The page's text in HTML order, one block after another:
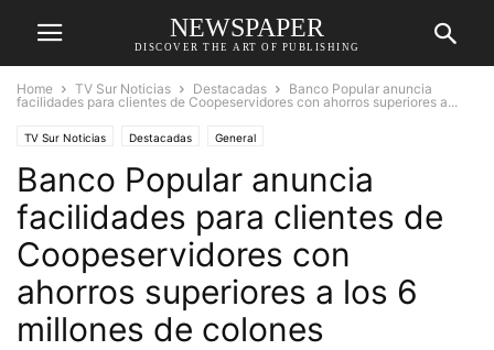
NEWSPAPER
DISCOVER THE ART OF PUBLISHING
Home TV Sur Noticias Destacadas
Banco Popular anuncia
facilidades para clientes de Coopeservidores con ahorros superiores a...
TV Sur Noticias Destacadas General
Banco Popular anuncia
facilidades para clientes de
Coopeservidores con
ahorros superiores a los 6
millones de colones